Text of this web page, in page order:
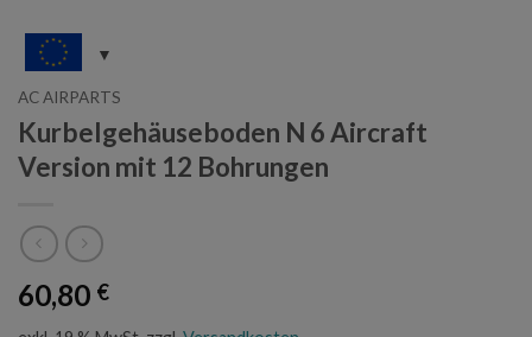
AC AIRPARTS
Kurbelgehäuseboden N 6 Aircraft
Version mit 12 Bohrungen
60,80 €